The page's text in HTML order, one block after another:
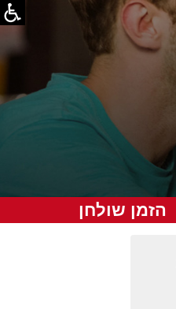
הזמן שולחן